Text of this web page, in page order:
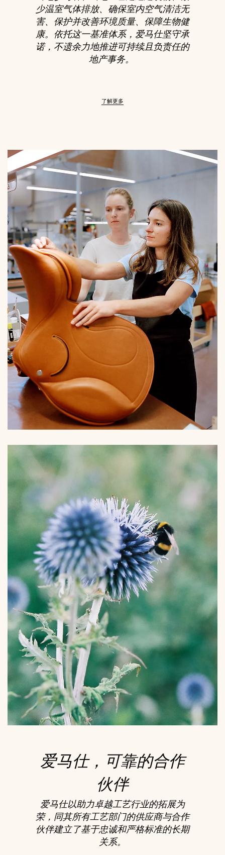
少温室气体排放、确保室内空气清洁无
害、保护并改善环境质量、保障生物健
康。依托这一基准体系，爱马仕坚守承
诺，不遗余力地推进可持续且负责任的
地产事务。
了解更多
爱马仕，可靠的合作
伙伴
爱马仕以助力卓越工艺行业的拓展为
荣，同其所有工艺部门的供应商与合作
伙伴建立了基于忠诚和严格标准的长期
关系。